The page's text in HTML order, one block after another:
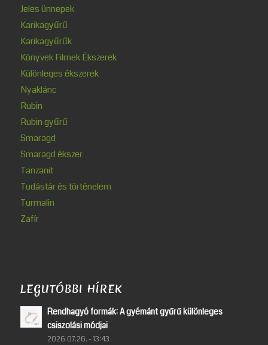
Jeles ünnepek
Karikagyűrű
Karikagyűrűk
Könyvek Filmek Ékszerek
Különleges ékszerek
Nyaklánc
Rubin
Rubin gyűrű
Smaragd
Smaragd ékszer
Tanzanit
Tudástár és történelem
Turmalin
Zafír
LEGUTÓBBI HÍREK
Rendhagyó formák: A gyémánt gyűrű különleges
csiszolási módjai
2026.07.26. - 13:43